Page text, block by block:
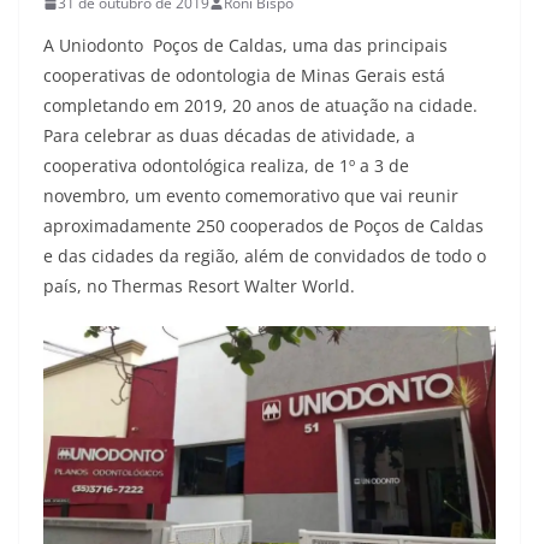
A Uniodonto Poços de Caldas, uma das principais
cooperativas de odontologia de Minas Gerais está
completando em 2019, 20 anos de atuação na cidade.
Para celebrar as duas décadas de atividade, a
cooperativa odontológica realiza, de 1º a 3 de
novembro, um evento comemorativo que vai reunir
aproximadamente 250 cooperados de Poços de Caldas
e das cidades da região, além de convidados de todo o
país, no Thermas Resort Walter World.